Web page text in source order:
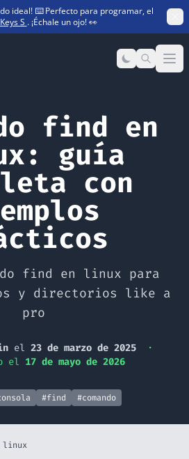
ideal! ⌨️ Perfecto para programar, el
S . ¡Échale un ojo! 👀
find en
guía
con
find en linux para
y directorios like a
pro
el 23 de marzo de 2025
·
el 17 de mayo de 2026
#find #comando
linux